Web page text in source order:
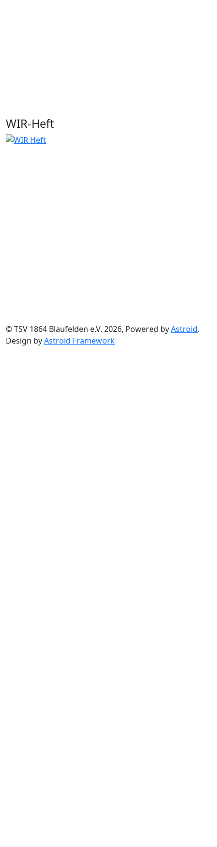
WIR-Heft
© TSV 1864 Blaufelden e.V. 2026, Powered byAstroid.
Design byAstroid Framework